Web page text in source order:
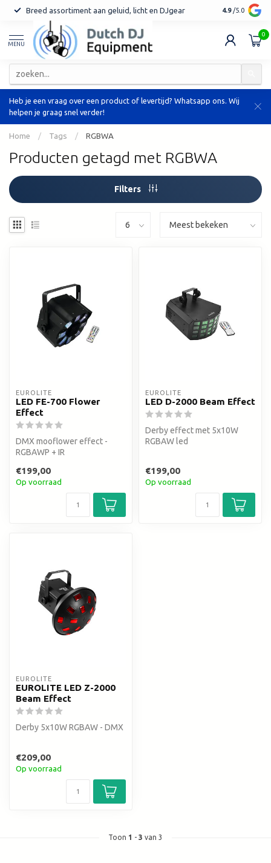
Breed assortiment aan geluid, licht en DJgear Tot 7 jaar
4.9 /5.0
MENU
0
Heb je een vraag over een product of levertijd? Whatsapp ons. Wij
helpen je graag snel verder!
Home / Tags / RGBWA
Producten getagd met RGBWA
Filters
EUROLITE
LED FE-700 Flower
Effect
DMX mooflower effect -
RGBAWP + IR
€199,00
Op voorraad
EUROLITE
LED D-2000 Beam Effect
Derby effect met 5x10W
RGBAW led
€199,00
Op voorraad
EUROLITE
EUROLITE LED Z-2000
Beam Effect
Derby 5x10W RGBAW - DMX
€209,00
Op voorraad
Toon 1 - 3 van 3